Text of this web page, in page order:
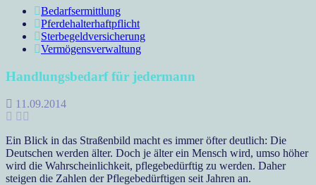
Bedarfsermittlung
Pferdehalterhaftpflicht
Sterbegeldversicherung
Vermögensverwaltung
Handlungsbedarf für jedermann
11.09.2014
Ein Blick in das Straßenbild macht es immer öfter deutlich: Die
Deutschen werden älter. Doch je älter ein Mensch wird, umso höher
wird die Wahrscheinlichkeit, pflegebedürftig zu werden. Daher
steigen die Zahlen der Pflegebedürftigen seit Jahren an.